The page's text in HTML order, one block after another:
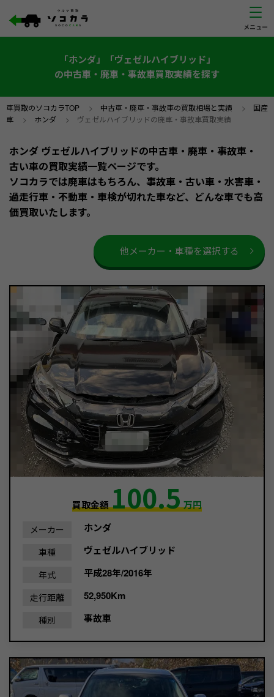
「ホンダ」「ヴェゼルハイブリッド」
の中古車・廃車・事故車買取実績を探す
車買取のソコカラTOP > 中古車・廃車・事故車の買取相場と実績 > 国産
車 > ホンダ > ヴェゼルハイブリッドの廃車・事故車買取実績
ホンダ ヴェゼルハイブリッドの中古車・廃車・事故車・
古い車の買取実績一覧ページです。
ソコカラでは廃車はもちろん、事故車・古い車・水害車・
過走行車・不動車・車検が切れた車など、どんな車でも高
価買取いたします。
他メーカー・車種を選択する
買取金額100.5万円
メーカー ホンダ
車種 ヴェゼルハイブリッド
年式 平成28年/2016年
走行距離 52,950Km
種別 事故車